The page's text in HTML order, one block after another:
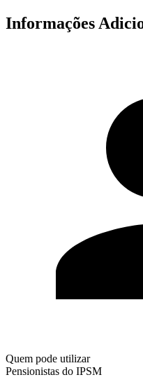
Informações
Quem pode utilizar
Pensionistas do IPSM